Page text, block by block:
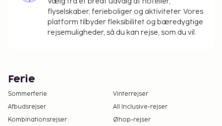
flyselskaber, ferieboliger og aktiviteter. Vores
platform tilbyder fleksibilitet og bæredygtige
rejsemuligheder, så du kan rejse, som du vil.
Ferie
Sommerferie
Vinterrejser
Afbudsrejser
All Inclusive-rejser
Kombinationsrejser
Øhop-rejser